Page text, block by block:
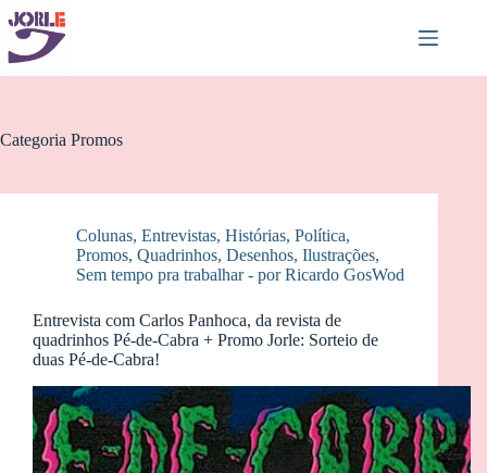
Pular
para
conteúdo
Categoria Promos
Colunas, Entrevistas, Histórias, Política,
Promos, Quadrinhos, Desenhos, Ilustrações,
Sem tempo pra trabalhar - por Ricardo GosWod
Entrevista com Carlos Panhoca, da revista de
quadrinhos Pé-de-Cabra + Promo Jorle: Sorteio de
duas Pé-de-Cabra!